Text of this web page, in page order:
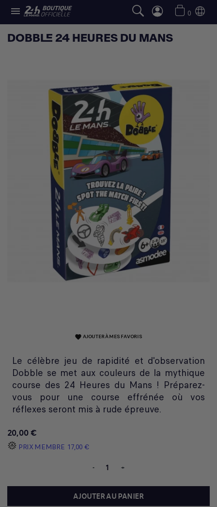
 0
DOBBLE 24 HEURES DU MANS
favorite AJOUTER À MES FAVORIS
Le célèbre jeu de rapidité et d'observation
Dobble se met aux couleurs de la mythique
course des 24 Heures du Mans ! Préparez-
vous pour une course effrénée où vos
réflexes seront mis à rude épreuve.
20,00 €
PRIX MEMBRE 17,00 €
- +
AJOUTER AU PANIER